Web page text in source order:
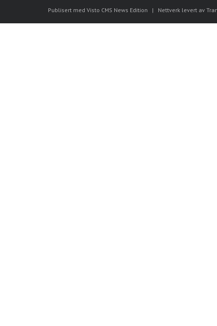
Publisert med Visto CMS News Edition | Nettverk levert av